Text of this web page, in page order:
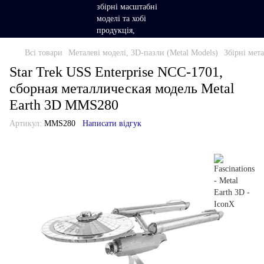
Всі товари Металеві моделі, 3D-пазли (Metal Models) Збірні
Star Trek USS Enterprise NCC-1701,
сборная металлическая модель Metal
Earth 3D MMS280
Артикул: MMS280 Написати відгук